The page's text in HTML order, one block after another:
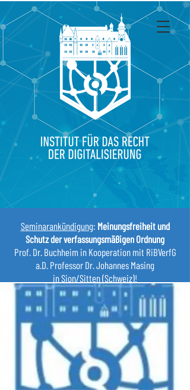
Seminarankündigung: Meinungsfreiheit und
Schutz der verfassungsmäßigen Ordnung
Prof. Dr. Buchheim in Kooperation mit RiBVerfG
a.D. Professor Dr. Johannes Masing
in Sion/Sitten (Schweiz)!